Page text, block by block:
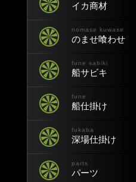
イカ商材
nomase kuwase
のませ喰わせ
fune sabiki
船サビキ
fune
船仕掛け
fukaba
深場仕掛け
parts
パーツ